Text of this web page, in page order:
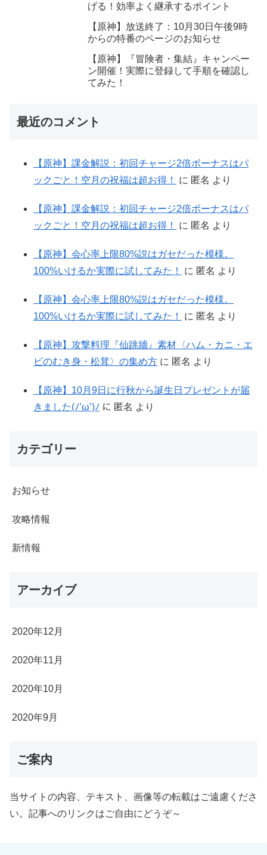
げる！効率よく継承するポイント
【原神】放送終了：10月30日午後9時
からの特番のページのお知らせ
【原神】『冒険者・集結』キャンペー
ン開催！実際に登録して手順を確認し
てみた！
最近のコメント
【原神】課金解説：初回チャージ2倍ボーナスはパ
ックごと！空月の祝福は超お得！
に 匿名 より
【原神】課金解説：初回チャージ2倍ボーナスはパ
ックごと！空月の祝福は超お得！
に 匿名 より
【原神】会心率上限80%説はガセだった模様。
100%いけるか実際に試してみた！
に 匿名 より
【原神】会心率上限80%説はガセだった模様。
100%いけるか実際に試してみた！
に 匿名 より
【原神】攻撃料理『仙跳牆』素材〈ハム・カニ・エ
ビのむき身・松茸〉の集め方 に 匿名 より
【原神】10月9日に行秋から誕生日プレゼントが届
きました(ﾉ’ω’)ﾉ に 匿名 より
カテゴリー
お知らせ
攻略情報
新情報
アーカイブ
2020年12月
2020年11月
2020年10月
2020年9月
ご案内
当サイトの内容、テキスト、画像等の転載はご遠慮くださ
い。記事へのリンクはご自由にどうぞ～